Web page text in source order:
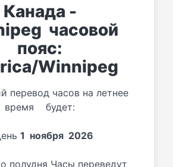
Канада -
часовой
пояс:
Winnipeg
перевод часов на летнее
время будет:
1 ноября 2026
полудня Часы переведут